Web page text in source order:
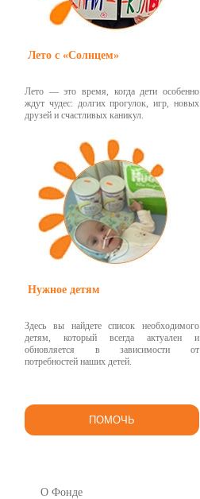
Лето с «Солнцем»
Лето — это время, когда дети особенно
ждут чудес: долгих прогулок, игр, новых
друзей и счастливых каникул.
Нужное детям
Здесь вы найдете список необходимого
детям, который всегда актуален и
обновляется в зависимости от
потребностей наших детей.
ПОМОЧЬ
О Фонде